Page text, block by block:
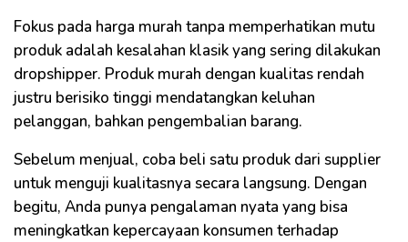
Fokus pada harga murah tanpa memperhatikan mutu
produk adalah kesalahan klasik yang sering dilakukan
dropshipper. Produk murah dengan kualitas rendah
justru berisiko tinggi mendatangkan keluhan
pelanggan, bahkan pengembalian barang.
Sebelum menjual, coba beli satu produk dari supplier
untuk menguji kualitasnya secara langsung. Dengan
begitu, Anda punya pengalaman nyata yang bisa
meningkatkan kepercayaan konsumen terhadap